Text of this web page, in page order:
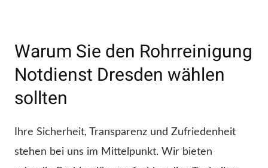
Warum Sie den Rohrreinigung
Notdienst Dresden wählen
sollten
Ihre Sicherheit, Transparenz und Zufriedenheit
stehen bei uns im Mittelpunkt. Wir bieten